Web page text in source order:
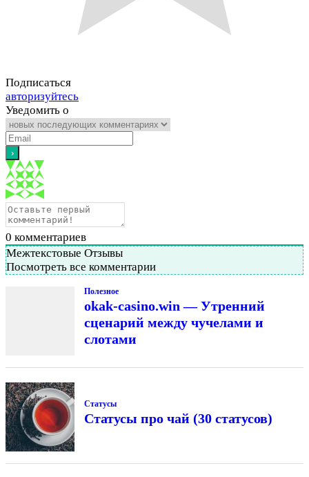
Подписаться
авторизуйтесь
Уведомить о
0 комментариев
Межтекстовые Отзывы
Посмотреть все комментарии
Полезное
okak-casino.win — Утренний
сценарий между чучелами и
слотами
Статусы
Статусы про чай (30 статусов)